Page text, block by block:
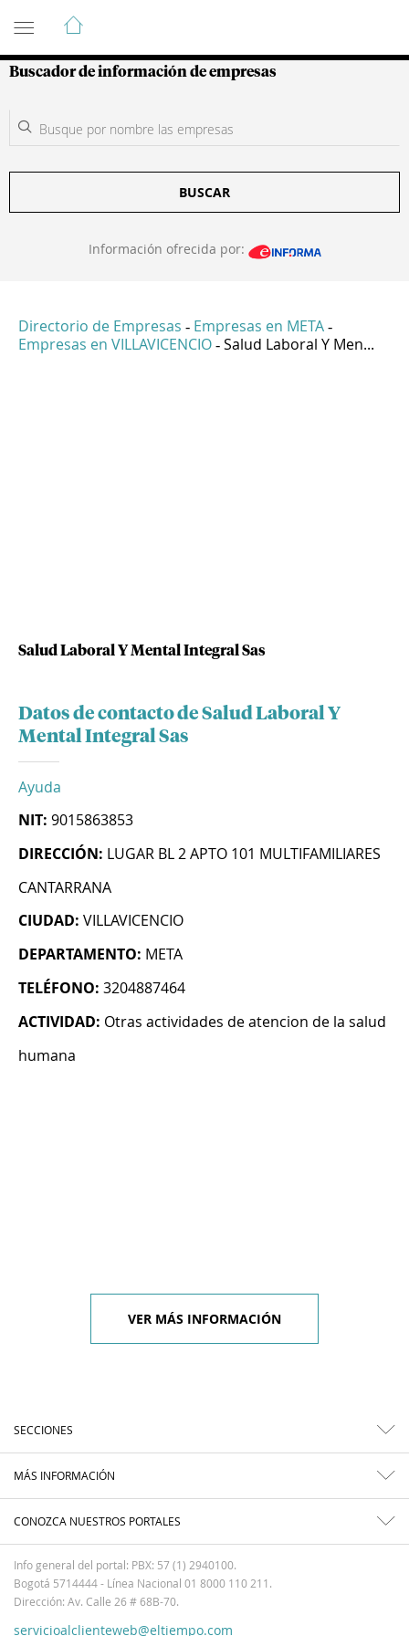
Guía de Empresas Colombianas
Buscador de información de empresas
BUSCAR
Información ofrecida por:
Directorio de Empresas - Empresas en META -
Empresas en VILLAVICENCIO - Salud Laboral Y Men...
Salud Laboral Y Mental Integral Sas
Datos de contacto de Salud Laboral Y
Mental Integral Sas
Ayuda
NIT: 9015863853
DIRECCIÓN: LUGAR BL 2 APTO 101 MULTIFAMILIARES
CANTARRANA
CIUDAD: VILLAVICENCIO
DEPARTAMENTO: META
TELÉFONO: 3204887464
ACTIVIDAD: Otras actividades de atencion de la salud
humana
VER MÁS INFORMACIÓN
SECCIONES
MÁS INFORMACIÓN
CONOZCA NUESTROS PORTALES
Info general del portal: PBX: 57 (1) 2940100.
Bogotá 5714444 - Línea Nacional 01 8000 110 211.
Dirección: Av. Calle 26 # 68B-70.
servicioalclienteweb@eltiempo.com